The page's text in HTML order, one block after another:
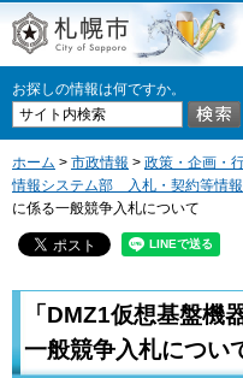
札幌市
お探しの情報は何ですか。
ホーム > 市政情報 > 政策・企画・
情報システム部 入札・契約等情報
に係る一般競争入札について
「DMZ1仮想基盤機
一般競争入札につい